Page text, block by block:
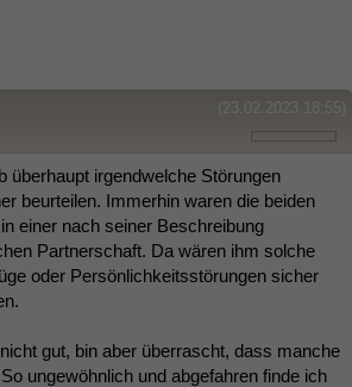
(23.02.2023 18:55)
überhaupt irgendwelche Störungen
beurteilen. Immerhin waren die beiden
einer nach seiner Beschreibung
Partnerschaft. Da wären ihm solche
oder Persönlichkeitsstörungen sicher
gut, bin aber überrascht, dass manche
ungewöhnlich und abgefahren finde ich